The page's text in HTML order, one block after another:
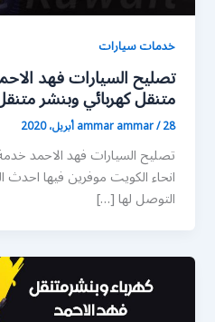
خدمات سيارات
متنقل كهربائي وبنشر
ammar ammar/28 أبريل، 2020
تصليح السيارات فهد الاحمد
انحاء الكويت موفرين فيها احدث
التوصل لها […]